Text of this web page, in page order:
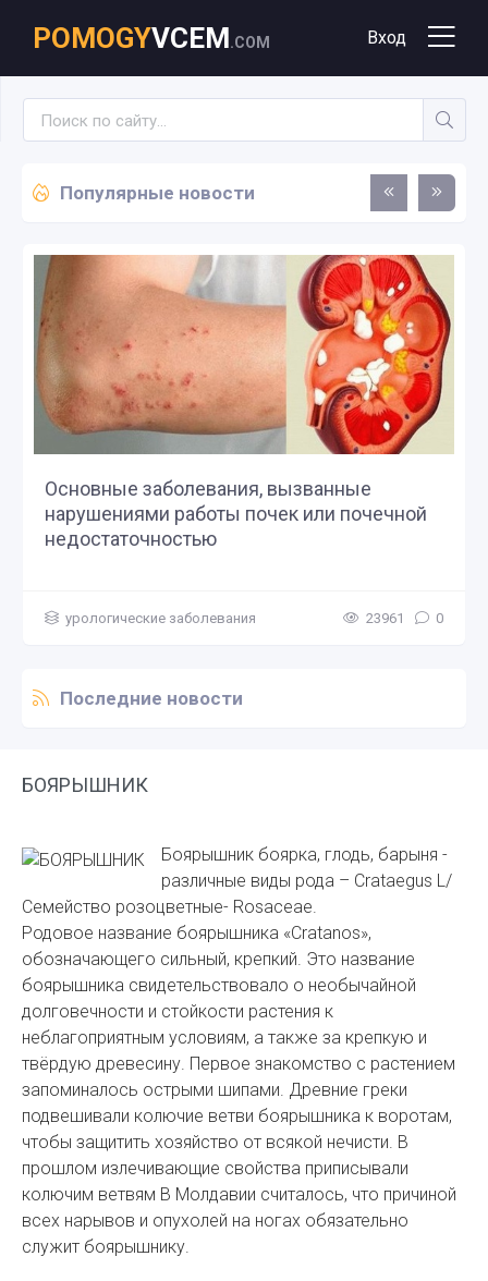
POMOGYVCEM.COM Вход
Популярные новости
Основные заболевания, вызванные
нарушениями работы почек или почечной
недостаточностью
урологические заболевания 23961 0
Последние новости
БОЯРЫШНИК
Боярышник боярка, глодь, барыня -
различные виды рода – Crataegus L/
Семейство розоцветные- Rosaceae.
Родовое название боярышника «Cratanos»,
обозначающего сильный, крепкий. Это название
боярышника свидетельствовало о необычайной
долговечности и стойкости растения к
неблагоприятным условиям, а также за крепкую и
твёрдую древесину. Первое знакомство с растением
запоминалось острыми шипами. Древние греки
подвешивали колючие ветви боярышника к воротам,
чтобы защитить хозяйство от всякой нечисти. В
прошлом излечивающие свойства приписывали
колючим ветвям В Молдавии считалось, что причиной
всех нарывов и опухолей на ногах обязательно
служит боярышнику.